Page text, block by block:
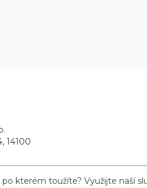
14100
po kterém toužíte? Využijte naší